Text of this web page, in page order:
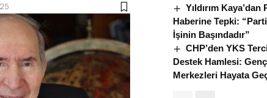
Yıldırım
Haberine Tepki:
İşinin Başındadır”
CHP’den YKS
Destek Hamlesi:
Merkezleri Hayata